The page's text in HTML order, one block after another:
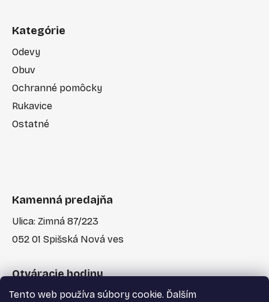
Tento web používa súbory cookie. Ďalším
Kategórie
Odevy
Obuv
Ochranné pomôcky
Rukavice
Ostatné
Kamenná predajňa
Ulica: Zimná 87/223
052 01 Spišská Nová ves
Otváracie hodiny
Po-Pia: 7:30 - 17:00